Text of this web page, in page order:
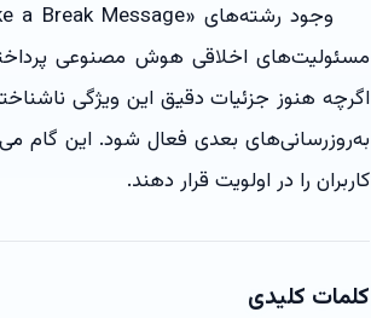
به‌روزرسانی‌های بعدی فعال شود. این گام
کاربران را در اولویت قرار دهند.
کلمات کلیدی